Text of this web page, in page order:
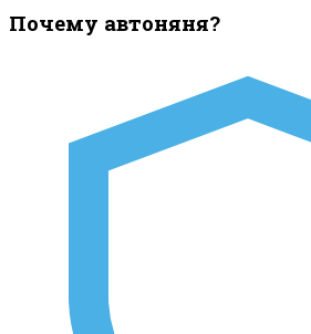
Почему автоняня?